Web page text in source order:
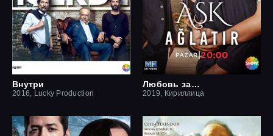
Внутри
2016, Lucky Production
Любовь заставит плакать
2019, Кириллица